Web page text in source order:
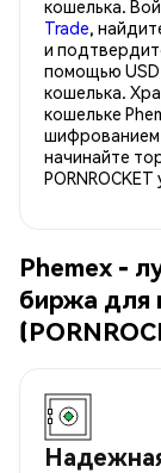
кошелька.
Trade,
и
помощью
кошелька.
кошельке
шифрованием.
начинайте
Phemex -
биржа для